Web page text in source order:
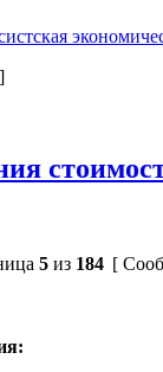
5 из 184 [